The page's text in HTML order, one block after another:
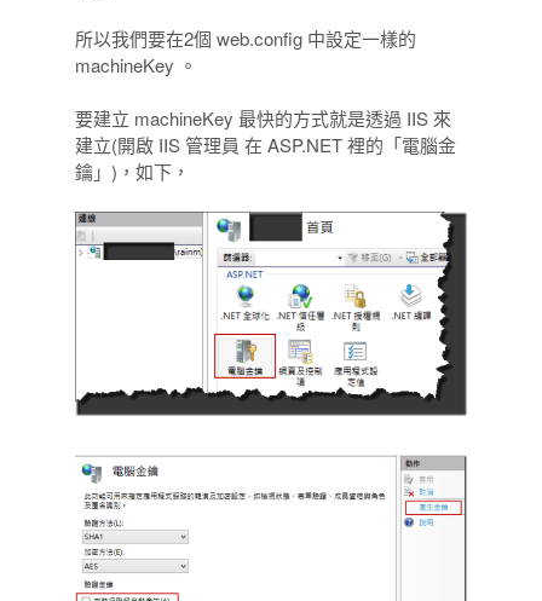
所以我們要在2個 web.config 中設定一樣的
machineKey 。
要建立 machineKey 最快的方式就是透過 IIS 來
建立(開啟 IIS 管理員 在 ASP.NET 裡的「電腦金
鑰」)，如下，